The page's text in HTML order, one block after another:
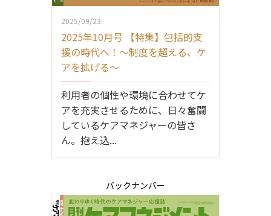
2025/09/23
2025年10月号 【特集】包括的支
援の時代へ！～制度を超える、ケ
アを拡げる～
利用者の個性や環境に合わせてケ
アを充実させるために、日々奮闘
しているケアマネジャーの皆さ
ん。抱え込...
バックナンバー